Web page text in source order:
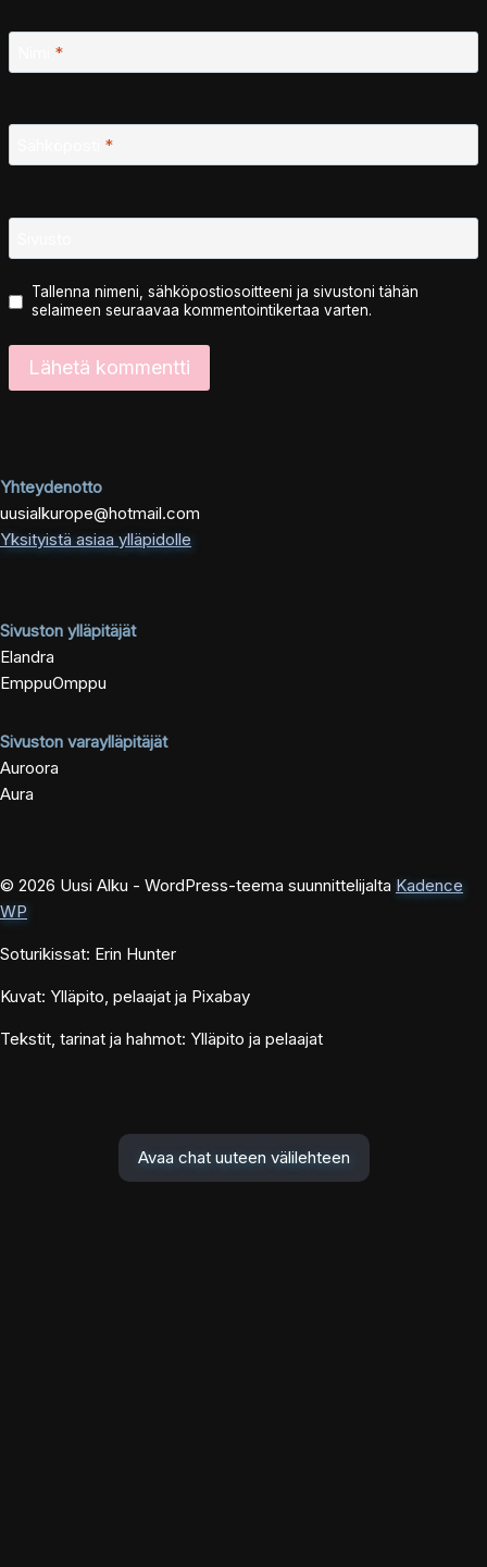
*
*
Tallenna nimeni, sähköpostiosoitteeni ja sivustoni tähän
selaimeen seuraavaa kommentointikertaa varten.
Yhteydenotto
uusialkurope@hotmail.com
Yksityistä asiaa ylläpidolle
Sivuston ylläpitäjät
Elandra
EmppuOmppu
Sivuston varaylläpitäjät
Auroora
Aura
© 2026 Uusi Alku - WordPress-teema suunnittelijalta Kadence
WP
Soturikissat: Erin Hunter
Kuvat: Ylläpito, pelaajat ja Pixabay
Tekstit, tarinat ja hahmot: Ylläpito ja pelaajat
Avaa chat uuteen välilehteen